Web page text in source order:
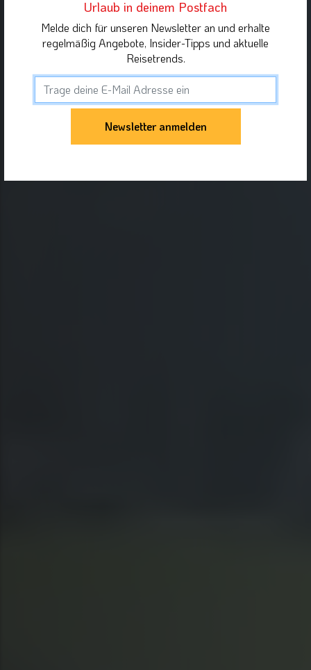
Urlaub in deinem Postfach
Melde dich für unseren Newsletter an und erhalte
regelmäßig Angebote, Insider-Tipps und aktuelle
Reisetrends.